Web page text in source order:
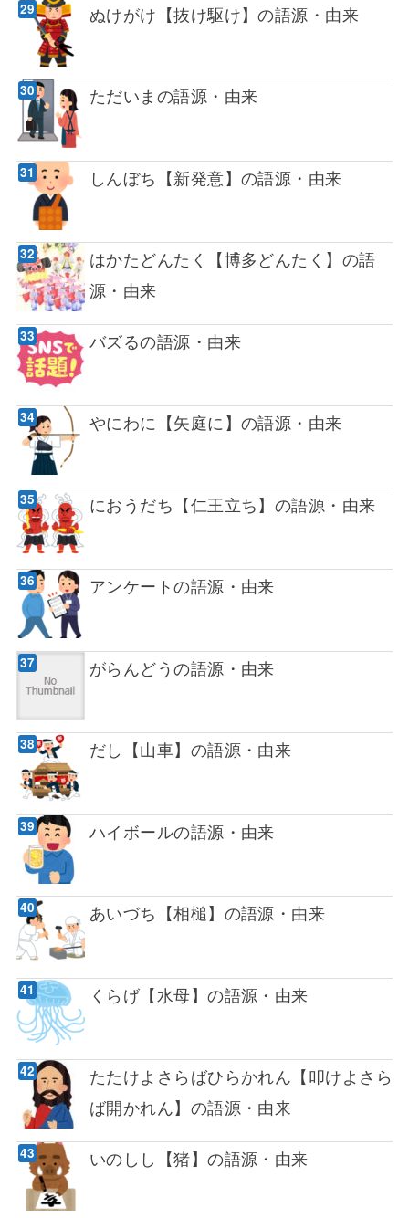
ぬけがけ【抜け駆け】の語源・由来
ただいまの語源・由来
しんぼち【新発意】の語源・由来
はかたどんたく【博多どんたく】の語
源・由来
バズるの語源・由来
やにわに【矢庭に】の語源・由来
におうだち【仁王立ち】の語源・由来
アンケートの語源・由来
がらんどうの語源・由来
だし【山車】の語源・由来
ハイボールの語源・由来
あいづち【相槌】の語源・由来
くらげ【水母】の語源・由来
たたけよさらばひらかれん【叩けよさら
ば開かれん】の語源・由来
いのしし【猪】の語源・由来